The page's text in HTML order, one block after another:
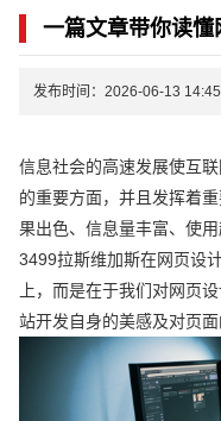
一篇文章带你读
发布时间：2026-06-13 14:45
信息社会的高速发展使互
的重要方面，并且发挥着
果出色、信息量丰富、使
3499拉斯维加斯在网页设
上，而是在于我们对网页
站开发自身的美感及对页面